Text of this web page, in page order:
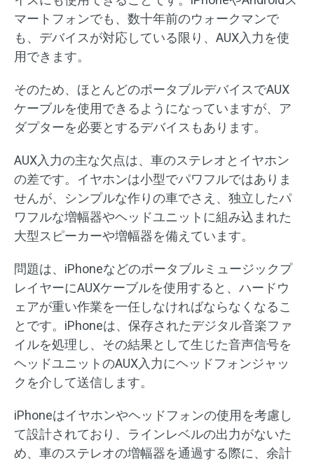
マートフォンでも、数十年前のウォークマンで
も、デバイスが対応している限り、AUX入力を使
用できます。
そのため、ほとんどのポータブルデバイスでAUX
ケーブルを使用できるようになっていますが、ア
ダプターを必要とするデバイスもあります。
AUX入力の主な欠点は、車のステレオとイヤホン
の差です。イヤホンは小型でパワフルではありま
せんが、シンプルな作りの車でさえ、独立したパ
ワフルな増幅器やヘッドユニットに組み込まれた
大型スピーカーや増幅器を備えています。
問題は、iPhoneなどのポータブルミュージックプ
レイヤーにAUXケーブルを使用すると、ハードウ
ェアが重い作業を一任しなければならなくなるこ
とです。iPhoneは、保存されたデジタル音楽ファ
イルを処理し、その結果として生じた音声信号を
ヘッドユニットのAUX入力にヘッドフォンジャッ
クを介して送信します。
iPhoneはイヤホンやヘッドフォンの使用を考慮し
て設計されており、ラインレベルの出力がないた
め、車のステレオの増幅器を通過する際に、余計